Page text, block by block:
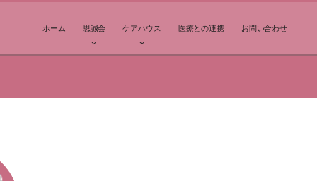
ホーム 思誠会 ケアハウス 医療との連携 お問い合わせ